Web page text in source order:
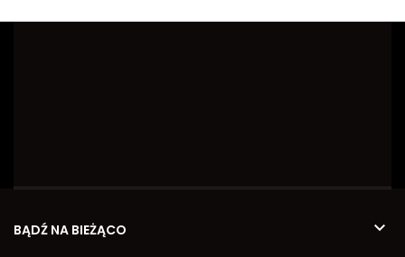
BĄDŹ NA BIEŻĄCO 